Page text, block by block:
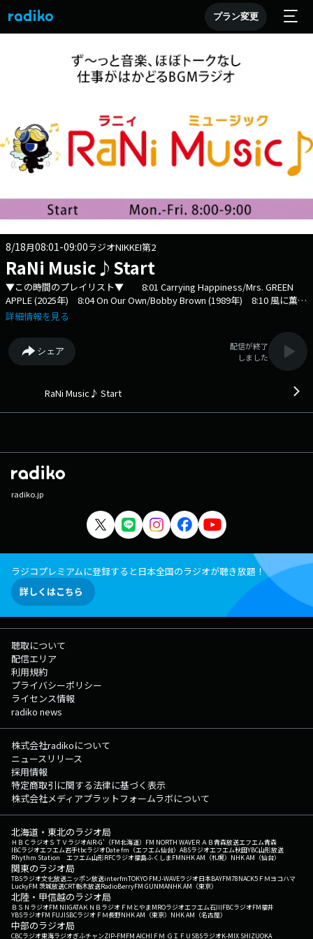
プラン変更
8/18月08:01-09:00ラジオNIKKEI第2
RaNi Music♪Start
▼この時間のプレイリスト▼ 8:01 Carrying Happiness/Mrs. GREEN
APPLE (2025年) 8:04 On Our Own/Bobby Brown (1989年) 8:10 風に薫る
夏の記憶/AAA (2014年) 8:15 IS IT/Tyla (2025年) 8:17 KISS/Princess
Darling/西野カナ (2014年) 8:30 Save My Love/Marshmello, Ellie
Goulding & AVAION (2025年) 8:33 flowers/ゆず (2024年) 8:36 Treat You
Better/Shawn Mendes (2016年) 8:39 Just the Two of Us/Grover
Saturday In The Park/Chicago (1972年) 8:51 革命道中/アイナ・ジ・エン
詳細情報を見る
シェア
配信が終了
しました
RaNi Music♪ Start
radiko.jp
ラジコプレミアムに登録すると日本全国のラジオが聴き放題！
詳しくはこちら
聴取について
配信エリア
利用規約
プライバシーポリシー
ライセンス情報
radiko news
株式会社radikoについて
ニュースリリース
採用情報
特定商取引に関する法律に基づく表示
株式会社メディアプラットフォームラボについて
北海道・東北のラジオ局
ＨＢＣラジオＳＴＶラジオAIR-G'（FM北海道） FM NORTH WAVEＲＡＢ青森放送エフエム青森
IBCラジオエフエム岩手tbcラジオDate fm（エフエム仙台） ABSラジオエフエム秋田YBC山形放送
Rhythm Station エフエム山形RFCラジオ福島ふくしまFMNHK AM（札幌） NHK AM（仙台）
関東のラジオ局
TBSラジオ文化放送ニッポン放送interfmTOKYO FMJ-WAVEラジオ日本BAYFM78NACK5 ＦＭヨコハマ
LuckyFM 茨城放送CRT栃木放送RadioBerryFM GUNMANHK AM（東京）
北陸・甲信越のラジオ局
ＢＳＮラジオFM NIIGATAＫＮＢラジオ ＦＭとやまMROラジオエフエム石川FBCラジオFM福井
YBSラジオFM FUJISBCラジオ ＦＭ長野NHK AM（東京） NHK AM（名古屋）
中部のラジオ局
CBCラジオ東海ラジオぎふチャンZIP-FMFM AICHI ＦＭ ＧＩＦＵ SBSラジオK-MIX SHIZUOKA